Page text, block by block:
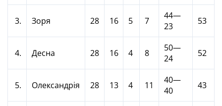
3. Зоря 28 16 5 7
44—
23
53
4. Десна 28 16 4 8
50—
24
52
5. Олександрія 28 13 4 11
40—
40
43